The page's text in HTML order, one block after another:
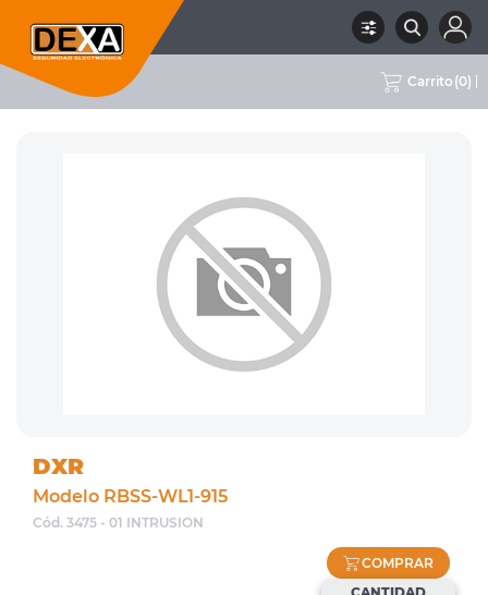
Carrito (0)
DETECTORES VARIOS, MÓDULOS
DXR
Modelo RBSS-WL1-915
Cód. 3475 - 01 INTRUSION
COMPRAR